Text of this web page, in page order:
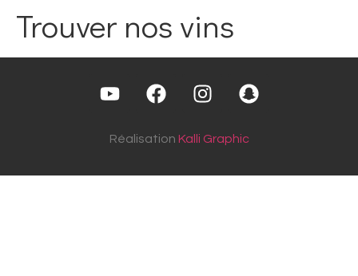
Trouver nos vins
Réalisation Kalli Graphic